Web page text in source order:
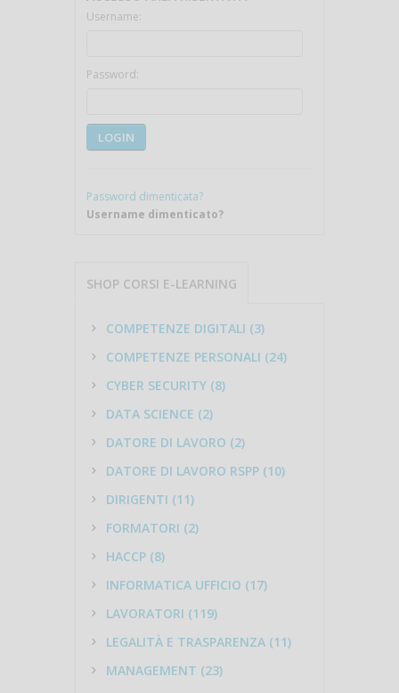
Username:
Password:
LOGIN
Password dimenticata?
Username dimenticato?
SHOP CORSI E-LEARNING
COMPETENZE DIGITALI (3)
COMPETENZE PERSONALI (24)
CYBER SECURITY (8)
DATA SCIENCE (2)
DATORE DI LAVORO (2)
DATORE DI LAVORO RSPP (10)
DIRIGENTI (11)
FORMATORI (2)
HACCP (8)
INFORMATICA UFFICIO (17)
LAVORATORI (119)
LEGALITÀ E TRASPARENZA (11)
MANAGEMENT (23)